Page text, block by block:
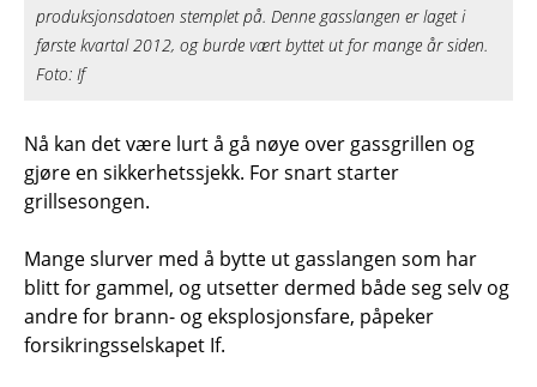
produksjonsdatoen stemplet på. Denne gasslangen er laget i
første kvartal 2012, og burde vært byttet ut for mange år siden.
Foto: If
Nå kan det være lurt å gå nøye over gassgrillen og
gjøre en sikkerhetssjekk. For snart starter
grillsesongen.
Mange slurver med å bytte ut gasslangen som har
blitt for gammel, og utsetter dermed både seg selv og
andre for brann- og eksplosjonsfare, påpeker
forsikringsselskapet If.